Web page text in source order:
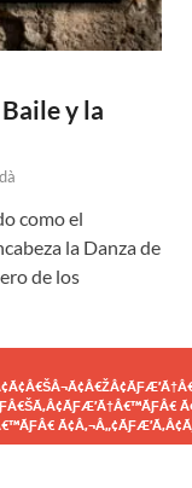
y la
como el
la Danza de
de los